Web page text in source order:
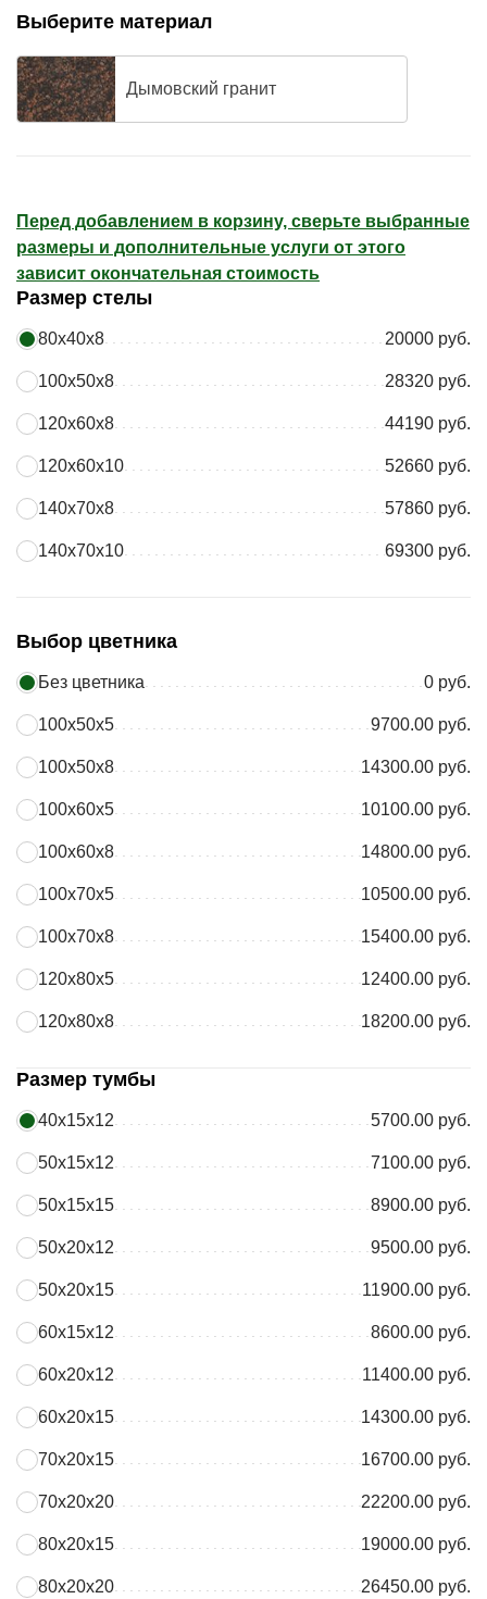
Выберите материал
Дымовский гранит
Перед добавлением в корзину, сверьте выбранные
размеры и дополнительные услуги от этого
зависит окончательная стоимость
Размер стелы
80х40х8 20000 руб.
100х50х8 28320 руб.
120х60х8 44190 руб.
120х60х10 52660 руб.
140х70х8 57860 руб.
140х70х10 69300 руб.
Выбор цветника
Без цветника 0 руб.
100х50х5 9700.00 руб.
100х50х8 14300.00 руб.
100х60х5 10100.00 руб.
100х60х8 14800.00 руб.
100х70х5 10500.00 руб.
100х70х8 15400.00 руб.
120х80х5 12400.00 руб.
120х80х8 18200.00 руб.
Размер тумбы
40х15х12 5700.00 руб.
50х15х12 7100.00 руб.
50х15х15 8900.00 руб.
50х20х12 9500.00 руб.
50х20х15 11900.00 руб.
60х15х12 8600.00 руб.
60х20х12 11400.00 руб.
60х20х15 14300.00 руб.
70х20х15 16700.00 руб.
70х20х20 22200.00 руб.
80х20х15 19000.00 руб.
80х20х20 26450.00 руб.